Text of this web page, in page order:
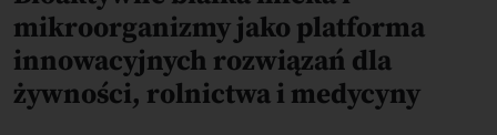
mikroorganizmy jako platforma
innowacyjnych rozwiązań dla
żywności, rolnictwa i medycyny